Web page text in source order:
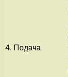
4. Подача